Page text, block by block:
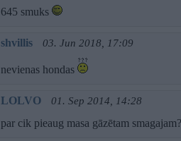
645 smuks
shvillis 03. Jun 2018, 17:09
nevienas hondas
LOLVO 01. Sep 2014, 14:28
par cik pieaug masa gāzētam smagajam?